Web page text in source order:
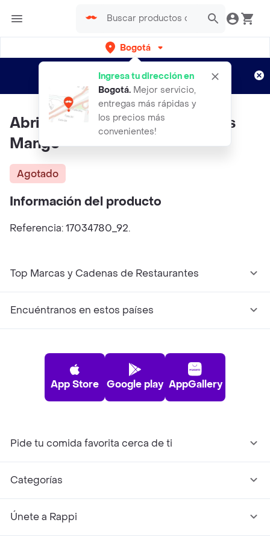
Bogotá
Ingresa tu dirección en
Bogotá. Mejor servicio,
entregas más rápidas y
los precios más
convenientes!
envíos gratis por semanas
Aplican TyC
Abrigo Lucio Gris Talla 66 Niños
Mango
Agotado
Información del producto
Referencia: 17034780_92.
Top Marcas y Cadenas de Restaurantes
Encuéntranos en estos países
App Store Google play AppGallery
Pide tu comida favorita cerca de ti
Categorías
Únete a Rappi